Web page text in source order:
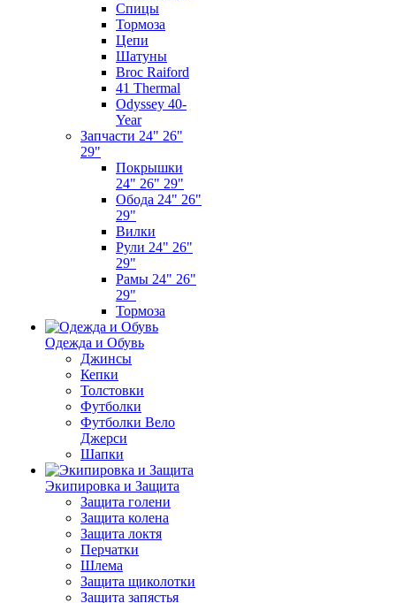
Спицы
Тормоза
Цепи
Шатуны
Broc Raiford
41 Thermal
Odyssey 40-
Year
Запчасти 24" 26"
29"
Покрышки
24" 26" 29"
Обода 24" 26"
29"
Вилки
Рули 24" 26"
29"
Рамы 24" 26"
29"
Тормоза
Одежда и Обувь
Джинсы
Кепки
Толстовки
Футболки
Футболки Вело
Джерси
Шапки
Экипировка и Защита
Защита голени
Защита колена
Защита локтя
Перчатки
Шлема
Защита щиколотки
Защита запястья